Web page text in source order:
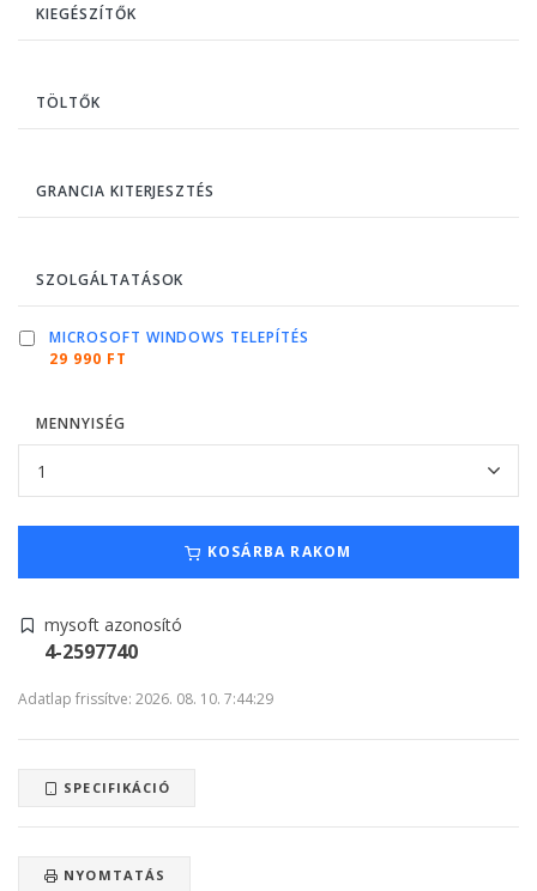
KIEGÉSZÍTŐK
TÖLTŐK
GRANCIA KITERJESZTÉS
SZOLGÁLTATÁSOK
MICROSOFT WINDOWS TELEPÍTÉS
29 990 FT
MENNYISÉG
KOSÁRBA RAKOM
mysoft azonosító
4-2597740
Adatlap frissítve: 2026. 08. 10. 7:44:29
SPECIFIKÁCIÓ
NYOMTATÁS